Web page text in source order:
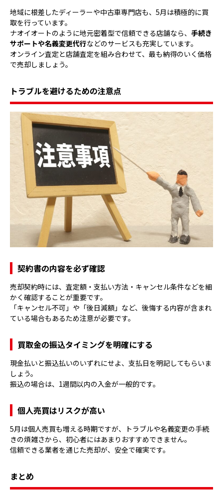
地域に根差したディーラーや中古車専門店も、5月は積極的に買
取を行っています。
ナオイオートのように地元密着型で信頼できる店舗なら、 手続き
サポートや名義変更代行などのサービスも充実しています。
オンライン査定と店舗査定を組み合わせて、最も納得のいく価格
で売却しましょう。
トラブルを避けるための注意点
契約書の内容を必ず確認
売却契約時には、査定額・支払い方法・キャンセル条件などを細
かく確認することが重要です。
「キャンセル不可」や「後日減額」など、後悔する内容が含まれ
ている場合もあるため注意が必要です。
買取金の振込タイミングを明確にする
現金払いと振込払いのいずれにせよ、支払日を明記してもらいま
しょう。
振込の場合は、1週間以内の入金が一般的です。
個人売買はリスクが高い
5月は個人売買も増える時期ですが、トラブルや名義変更の手続
きの煩雑さから、初心者にはあまりおすすめできません。
信頼できる業者を通じた売却が、安全で確実です。
まとめ